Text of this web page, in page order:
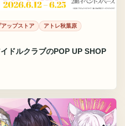
アップストア
アトレ秋葉原
ドルクラブのPOP UP SHOP